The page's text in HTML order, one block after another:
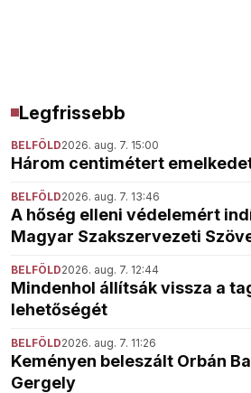
Legfrissebb
BELFÖLD2026. aug. 7. 15:00
Három centimétert
BELFÖLD2026. aug. 7. 13:46
A hőség elleni védelemért
Magyar Szakszervezeti
BELFÖLD2026. aug. 7. 12:44
Mindenhol állítsák vissza a
lehetőségét
BELFÖLD2026. aug. 7. 11:26
Keményen beleszált Orbán
Gergely